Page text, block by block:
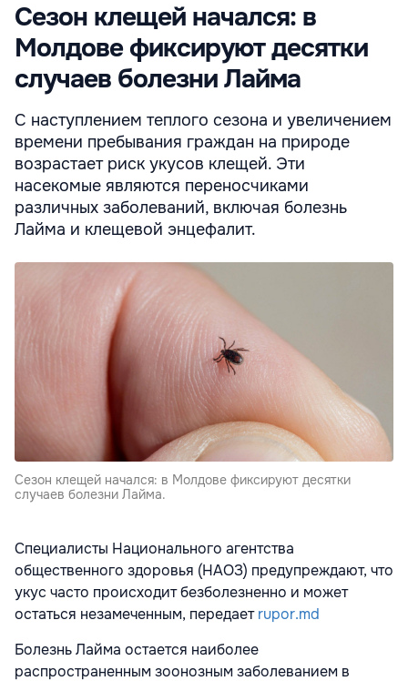
Сезон клещей начался: в
Молдове фиксируют десятки
случаев болезни Лайма
С наступлением теплого сезона и увеличением
времени пребывания граждан на природе
возрастает риск укусов клещей. Эти
насекомые являются переносчиками
различных заболеваний, включая болезнь
Лайма и клещевой энцефалит.
Сезон клещей начался: в Молдове фиксируют десятки
случаев болезни Лайма.
Специалисты Национального агентства
общественного здоровья (НАОЗ) предупреждают, что
укус часто происходит безболезненно и может
остаться незамеченным, передаетrupor.md
Болезнь Лайма остается наиболее
распространенным зоонозным заболеванием в